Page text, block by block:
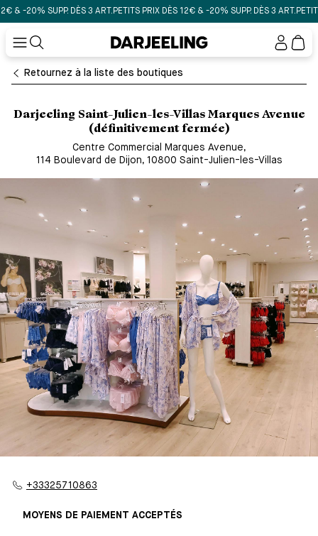
-20% SUPP. DÈS 3 ART.PETITS PRIX DÈS 12€ & -20% SUPP. DÈS 3 ART.PETITS
Mon
Darjeeling Saint-Julien-les-Villas Marques Avenue
(définitivement fermée)
Centre Commercial Marques Avenue,
114 Boulevard de Dijon, 10800 Saint-Julien-les-Villas
Retournez à la liste des boutiques
+33325710863
MOYENS DE PAIEMENT ACCEPTÉS